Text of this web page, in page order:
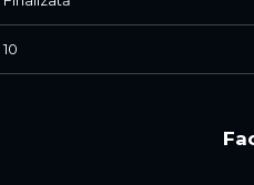
stăm la dispoziție.
10